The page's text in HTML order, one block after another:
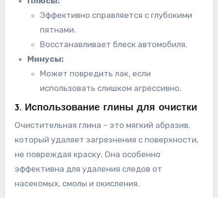
Эффективно справляется с глубокими
пятнами.
Восстанавливает блеск автомобиля.
Минусы:
Может повредить лак, если
использовать слишком агрессивно.
3. Использование глины для очистки
Очистительная глина – это мягкий абразив,
который удаляет загрязнения с поверхности,
не повреждая краску. Она особенно
эффективна для удаления следов от
насекомых, смолы и окисления.